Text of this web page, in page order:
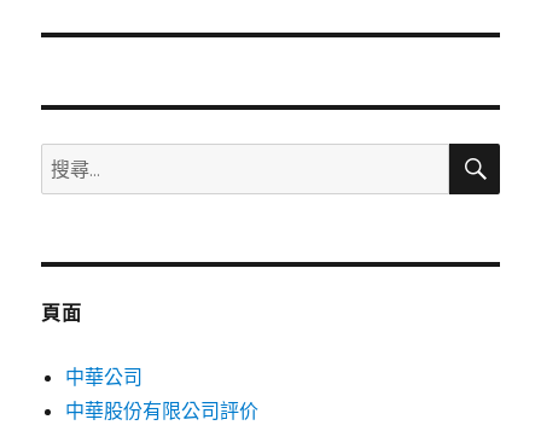
文
搜
尋
鍵
搜
頁面
中華公司
中華股份有限公司評价